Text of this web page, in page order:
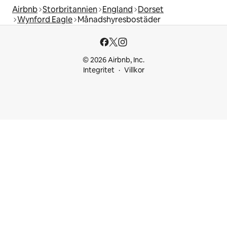
Airbnb Storbritannien England Dorset
Wynford Eagle Månadshyresbostäder
© 2026 Airbnb, Inc.
Integritet
Villkor